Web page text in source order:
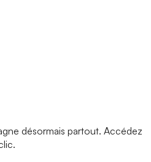
désormais partout. Accédez